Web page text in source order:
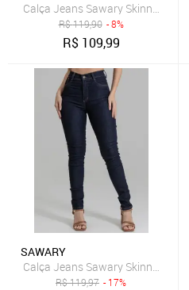
Calça Jeans Sawary Skinny
R$119,90 - 8%
R$ 109,99
SAWARY
Calça Jeans Sawary Skinny Hot
R$119,97 - 17%